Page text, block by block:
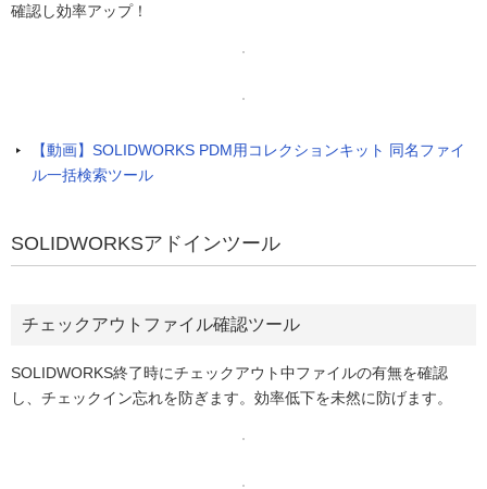
確認し効率アップ！
【動画】SOLIDWORKS PDM用コレクションキット 同名ファイ
ル一括検索ツール
SOLIDWORKSアドインツール
チェックアウトファイル確認ツール
SOLIDWORKS終了時にチェックアウト中ファイルの有無を確認
し、チェックイン忘れを防ぎます。効率低下を未然に防げます。